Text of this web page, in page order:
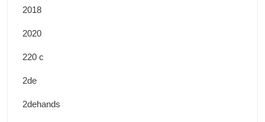
2018
2020
220 c
2de
2dehands